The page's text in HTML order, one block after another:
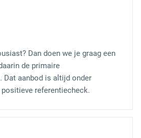
Dan doen we je graag een
de primaire
Dat aanbod is altijd onder
referentiecheck.